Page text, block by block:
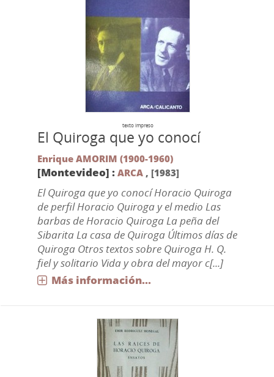
texto impreso
El Quiroga que yo conocí
Enrique AMORIM (1900-1960)
[Montevideo] : ARCA, [1983]
El Quiroga que yo conocí Horacio Quiroga
de perfil Horacio Quiroga y el medio Las
barbas de Horacio Quiroga La peña del
Sibarita La casa de Quiroga Últimos días de
Quiroga Otros textos sobre Quiroga H. Q.
fiel y solitario Vida y obra del mayor c[...]
Más información...